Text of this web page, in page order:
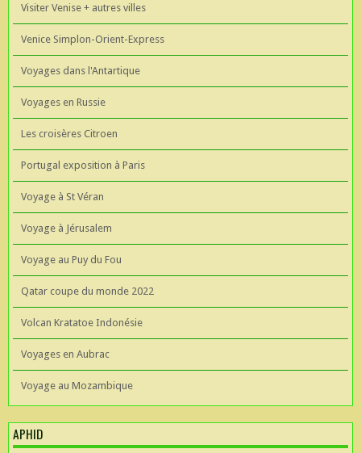
Visiter Venise + autres villes
Venice Simplon-Orient-Express
Voyages dans l'Antartique
Voyages en Russie
Les croisères Citroen
Portugal exposition à Paris
Voyage à St Véran
Voyage à Jérusalem
Voyage au Puy du Fou
Qatar coupe du monde 2022
Volcan Kratatoe Indonésie
Voyages en Aubrac
Voyage au Mozambique
APHID